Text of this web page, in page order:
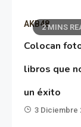
2 MINS
AKB48
Colocan
libros que
un éxito
3 Diciembre